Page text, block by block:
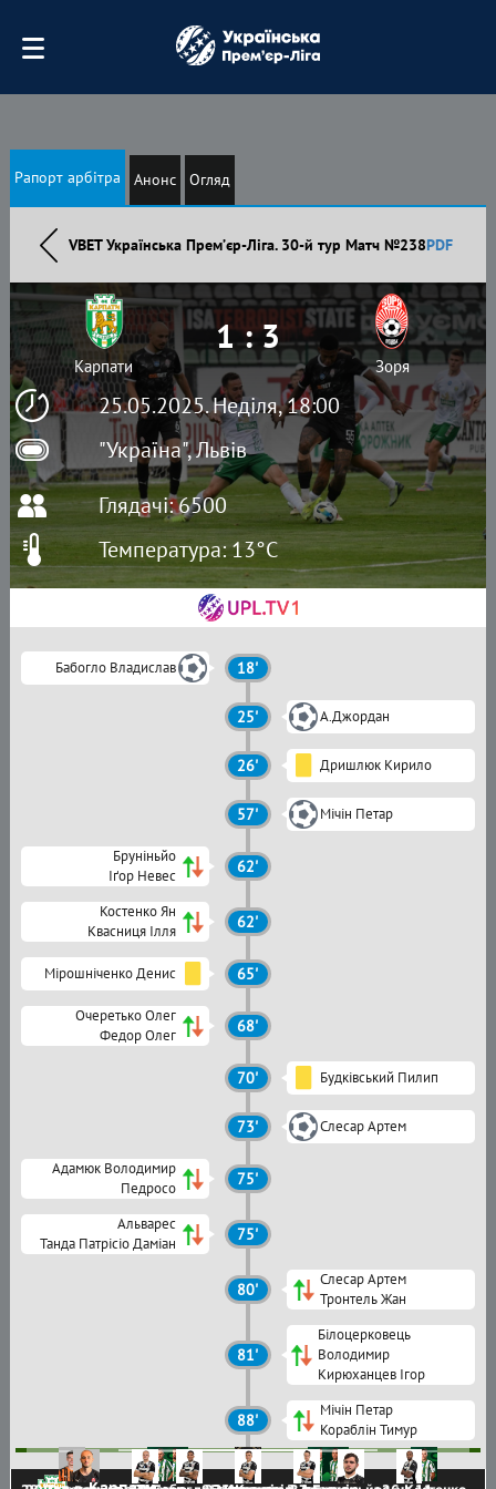
Рапорт арбітра Анонс Огляд
VBET Українська Премʼєр-Ліга. 30-й тур Матч №238PDF
25.05.2025. Неділя, 18:00
"Україна", Львів
Карпати
1 : 3
Зоря
Глядачі: 6500
Температура: 13°C
Бабогло Владислав 18'
25' А.Джордан
26' Дришлюк Кирило
57' Мічін Петар
Бруніньйо
Іґор Невес
62'
Костенко Ян
Квасниця Ілля
62'
Мірошніченко Денис 65'
Очеретько Олег
Федор Олег
68'
70' Будківський Пилип
73' Слесар Артем
Адамюк Володимир
Педросо
75'
Альварес
Танда Патрісіо Даміан
75'
80'
Слесар Артем
Тронтель Жан
81'
Білоцерковець
Володимир
Кирюханцев Ігор
88'
Мічін Петар
Кораблін Тимур